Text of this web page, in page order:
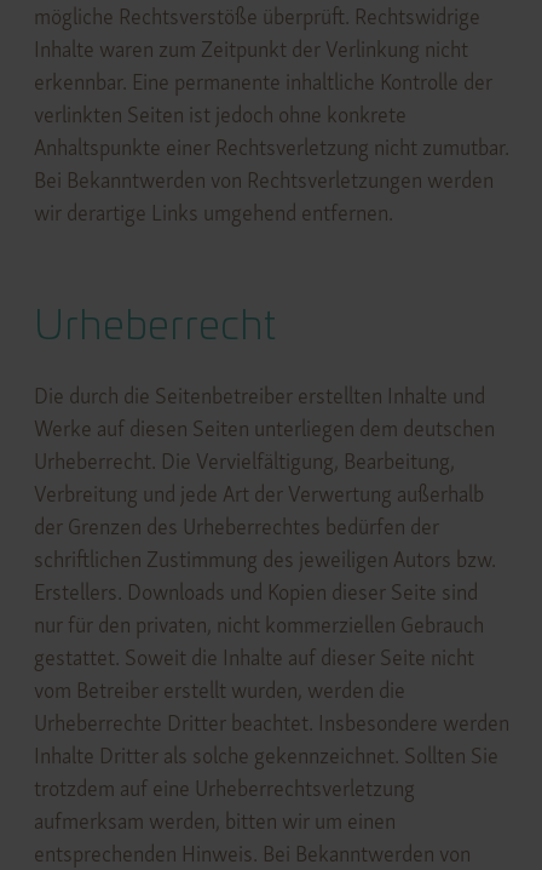
mögliche Rechtsverstöße überprüft. Rechtswidrige
Inhalte waren zum Zeitpunkt der Verlinkung nicht
erkennbar. Eine permanente inhaltliche Kontrolle der
verlinkten Seiten ist jedoch ohne konkrete
Anhaltspunkte einer Rechtsverletzung nicht zumutbar.
Bei Bekanntwerden von Rechtsverletzungen werden
wir derartige Links umgehend entfernen.
Urheberrecht
Die durch die Seitenbetreiber erstellten Inhalte und
Werke auf diesen Seiten unterliegen dem deutschen
Urheberrecht. Die Vervielfältigung, Bearbeitung,
Verbreitung und jede Art der Verwertung außerhalb
der Grenzen des Urheberrechtes bedürfen der
schriftlichen Zustimmung des jeweiligen Autors bzw.
Erstellers. Downloads und Kopien dieser Seite sind
nur für den privaten, nicht kommerziellen Gebrauch
gestattet. Soweit die Inhalte auf dieser Seite nicht
vom Betreiber erstellt wurden, werden die
Urheberrechte Dritter beachtet. Insbesondere werden
Inhalte Dritter als solche gekennzeichnet. Sollten Sie
trotzdem auf eine Urheberrechtsverletzung
aufmerksam werden, bitten wir um einen
entsprechenden Hinweis. Bei Bekanntwerden von